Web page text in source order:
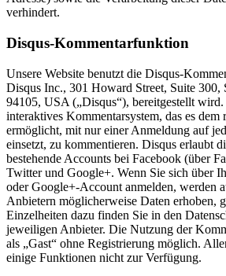
verhindert.
Disqus-Kommentarfunktion
Unsere Website benutzt die Disqus-
Disqus Inc., 301 Howard Street, Suite 300,
94105, USA („Disqus“), bereitgestellt
interaktives Kommentarsystem, das es dem
ermöglicht, mit nur einer Anmeldung auf
einsetzt, zu kommentieren. Disqus erlaubt
bestehende Accounts bei Facebook (über
Twitter und Google+. Wenn Sie sich über
oder Google+-Account anmelden, werden
Anbietern möglicherweise Daten erhoben,
Einzelheiten dazu finden Sie in den
jeweiligen Anbieter. Die Nutzung der
als „Gast“ ohne Registrierung möglich.
einige Funktionen nicht zur Verfügung.